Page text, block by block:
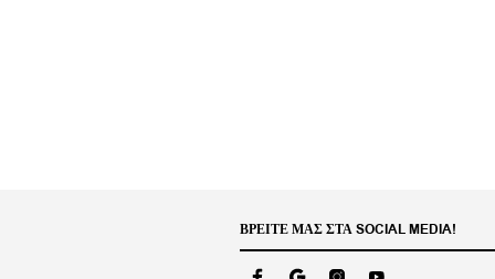
ΒΡΕΊΤΕ ΜΑΣ ΣΤΑ SOCIAL MEDIA!